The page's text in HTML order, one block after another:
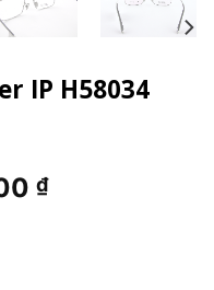
IP H58034
₫.
₫Giá